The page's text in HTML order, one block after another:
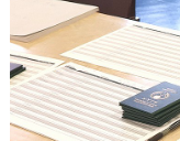
KONTAKT
HITTA HIT
FÖR INSTRUKTÖRER